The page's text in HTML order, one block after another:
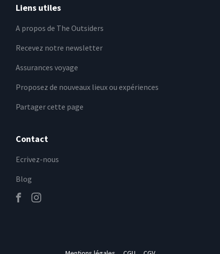
Liens utiles
A propos de The Outsiders
Recevez notre newsletter
Assurances voyage
Proposez de nouveaux lieux ou expériences
Partager cette page
Contact
Ecrivez-nous
Blog